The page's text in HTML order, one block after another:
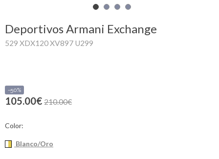
Deportivos Armani Exchange
529 XDX120 XV897 U299
-50%
105.00€ 210.00€
Color:
Blanco/Oro